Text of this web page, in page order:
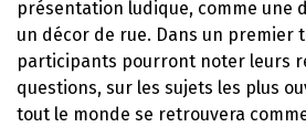
présentation ludique, comme une
un décor de rue. Dans un premier
participants pourront noter leurs
questions, sur les sujets les plus
tout le monde se retrouvera